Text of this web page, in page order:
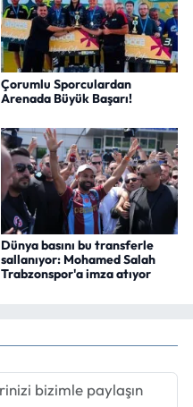
Çorumlu Sporculardan
Arenada Büyük Başarı!
Dünya basını bu transferle
sallanıyor: Mohamed Salah
Trabzonspor'a imza atıyor